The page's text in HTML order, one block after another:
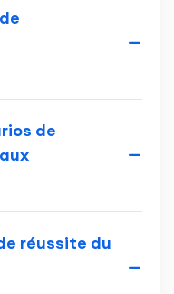
de
réussite du